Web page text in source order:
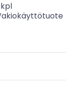
kpl